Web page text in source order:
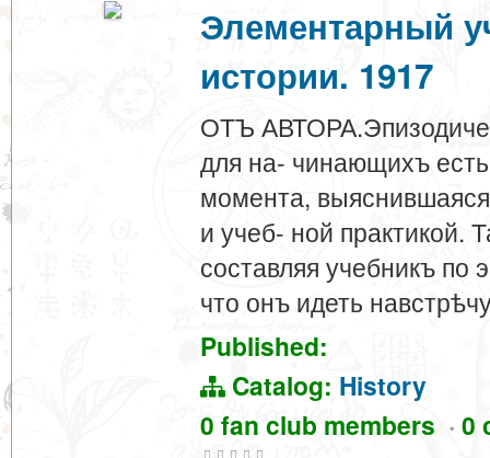
Элементарный
истории. 1917
ОТЪ
для на- чинающихъ
момента, выяснившаяся
и учеб- ной практикой.
составляя учебникъ по
что онъ идеть
Published:
Catalog: History
0 fan club members · 0